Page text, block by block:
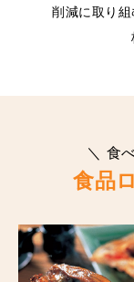
削減に取り
＼ 食
食品